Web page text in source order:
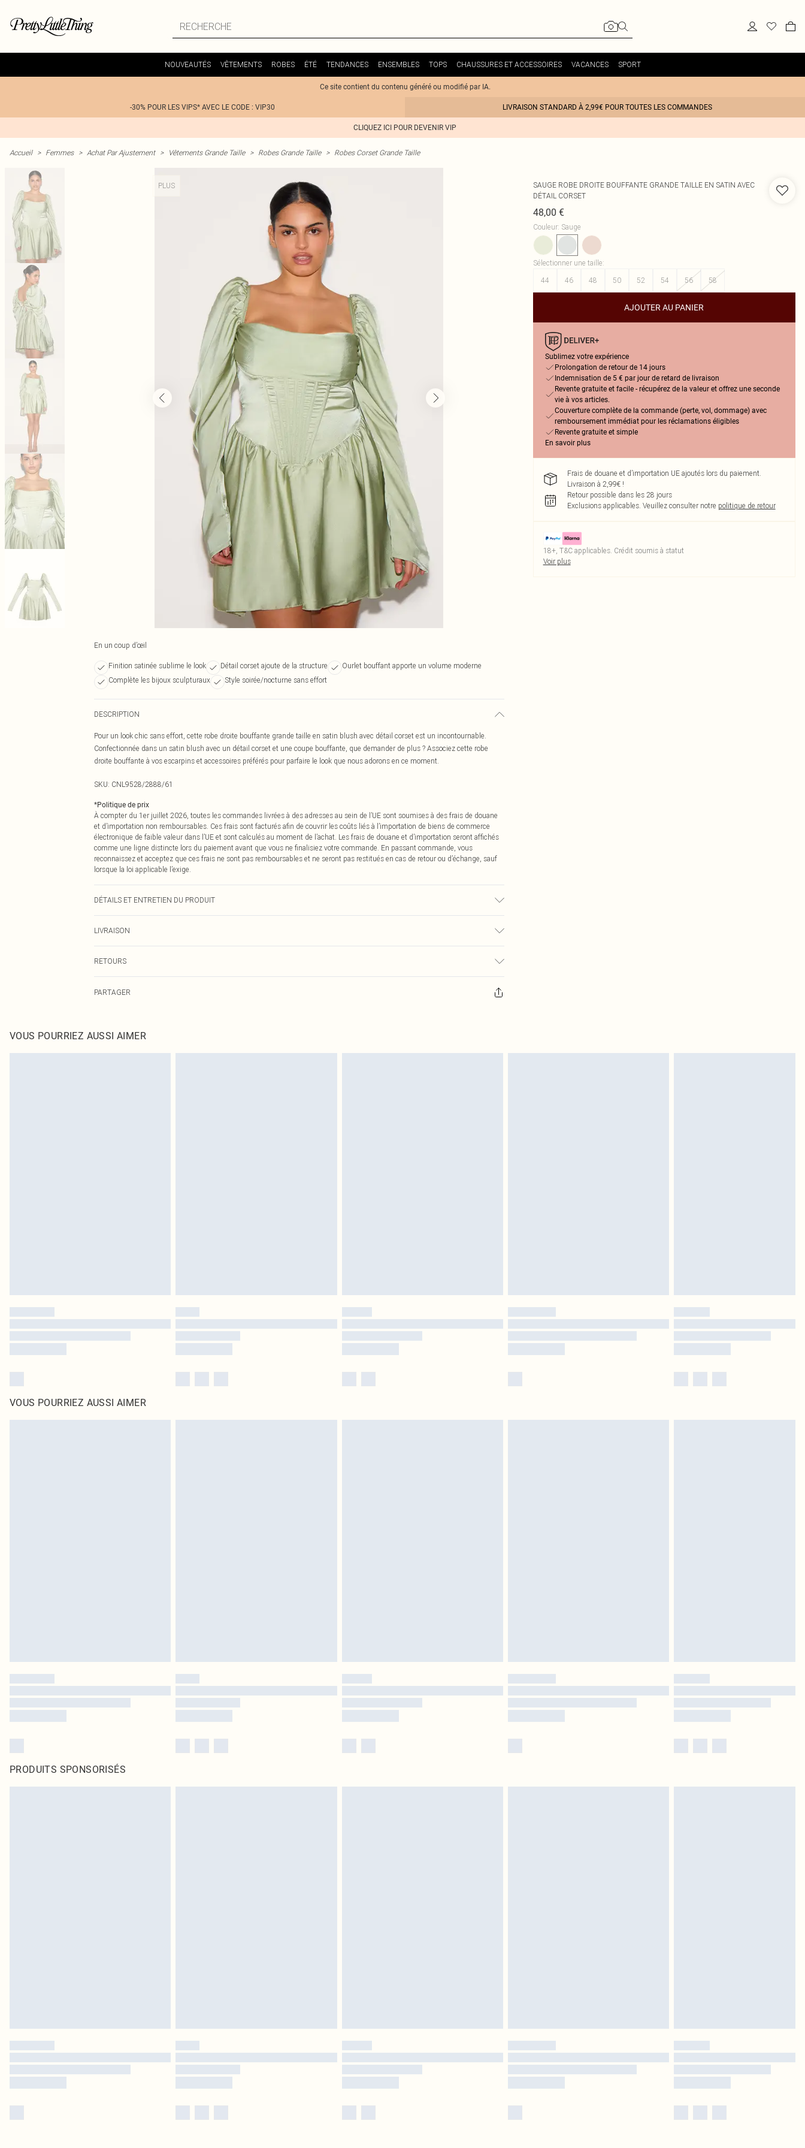
NOUVEAUTÉS VÊTEMENTS ROBES ÉTÉ TENDANCES ENSEMBLES TOPS CHAUSSURES ET ACCESSOIRES VACANCES SPORT
Ce site contient du contenu généré ou modifié par IA.
-30% POUR LES VIPS* AVEC LE CODE : VIP30 LIVRAISON STANDARD À 2,99€ POUR TOUTES LES COMMANDES
CLIQUEZ ICI POUR DEVENIR VIP
Accueil > Femmes > Achat Par Ajustement > Vêtements Grande Taille > Robes Grande Taille > Robes Corset Grande Taille
PLUS
En un coup d’œil
Finition satinée sublime le look Détail corset ajoute de la structure
Ourlet bouffant apporte un volume moderne
Complète les bijoux sculpturaux
Style soirée/nocturne sans effort
DESCRIPTION
Pour un look chic sans effort, cette robe droite bouffante grande taille en satin blush avec détail corset est un incontournable.
Confectionnée dans un satin blush avec un détail corset et une coupe bouffante, que demander de plus ? Associez cette robe
droite bouffante à vos escarpins et accessoires préférés pour parfaire le look que nous adorons en ce moment.
SKU: CNL9528/2888/61
*Politique de prix
À compter du 1er juillet 2026, toutes les commandes livrées à des adresses au sein de l’UE sont soumises à des frais de douane
et d’importation non remboursables. Ces frais sont facturés afin de couvrir les coûts liés à l’importation de biens de commerce
électronique de faible valeur dans l’UE et sont calculés au moment de l’achat. Les frais de douane et d’importation seront affichés
comme une ligne distincte lors du paiement avant que vous ne finalisiez votre commande. En passant commande, vous
reconnaissez et acceptez que ces frais ne sont pas remboursables et ne seront pas restitués en cas de retour ou d’échange, sauf
lorsque la loi applicable l’exige.
DÉTAILS ET ENTRETIEN DU PRODUIT
LIVRAISON
€9.99
RETOURS
Veuillez noter que nous ne pouvons pas rembourser les masques tendance, les cosmétiques, les bijoux pour piercings, les jouets
également être essayées en intérieur. Les articles pour la maison, y compris le linge de lit, les matelas, les surmatelas et les
PARTAGER
SAUGE ROBE DROITE BOUFFANTE GRANDE TAILLE EN SATIN AVEC
DÉTAIL CORSET
48,00 €
Couleur: Sauge
Sélectionner une taille:
44
46 48 50 52 54 56 58
AJOUTER AU PANIER
Sublimez votre expérience
Prolongation de retour de 14 jours
Indemnisation de 5 € par jour de retard de livraison
Revente gratuite et facile - récupérez de la valeur et offrez une seconde
vie à vos articles.
Couverture complète de la commande (perte, vol, dommage) avec
remboursement immédiat pour les réclamations éligibles
Revente gratuite et simple
En savoir plus
Frais de douane et d’importation UE ajoutés lors du paiement.
Livraison à 2,99€ !
Retour possible dans les 28 jours
Exclusions applicables. Veuillez consulter notre politique de retour
18+, T&C applicables. Crédit soumis à statut
Voir plus
VOUS POURRIEZ AUSSI AIMER
VOUS POURRIEZ AUSSI AIMER
PRODUITS SPONSORISÉS